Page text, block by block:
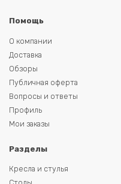
Помощь
О компании
Доставка
Обзоры
Публичная оферта
Вопросы и ответы
Профиль
Мои заказы
Разделы
Кресла и стулья